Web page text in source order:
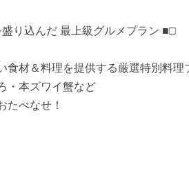
り込んだ 最上級グルメプラン ■□
食材＆料理を提供する厳選特別料理
・本ズワイ蟹など
たべなせ！